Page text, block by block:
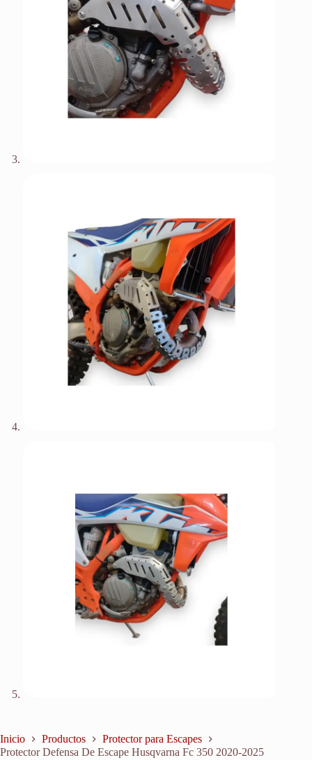
Inicio Productos
Protector para Escapes
Protector Defensa De Escape Husqvarna Fc 350 2020-2025